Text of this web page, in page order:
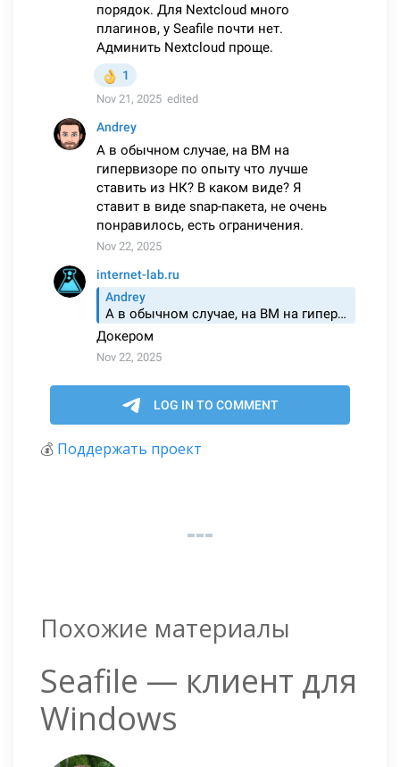
💰 Поддержать проект
Похожие материалы
Seafile — клиент для
Windows